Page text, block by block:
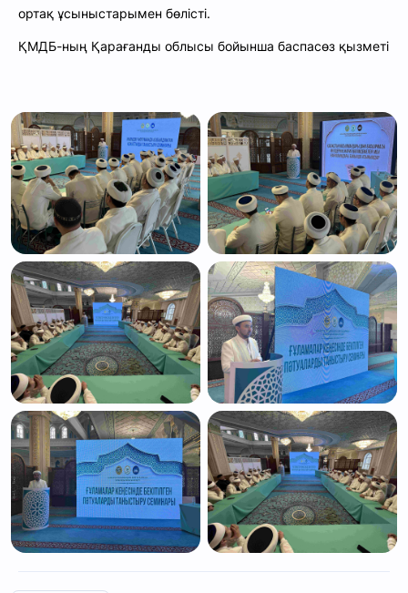
ортақ ұсыныстарымен бөлісті.
ҚМДБ-ның Қарағанды облысы бойынша баспасөз қызметі